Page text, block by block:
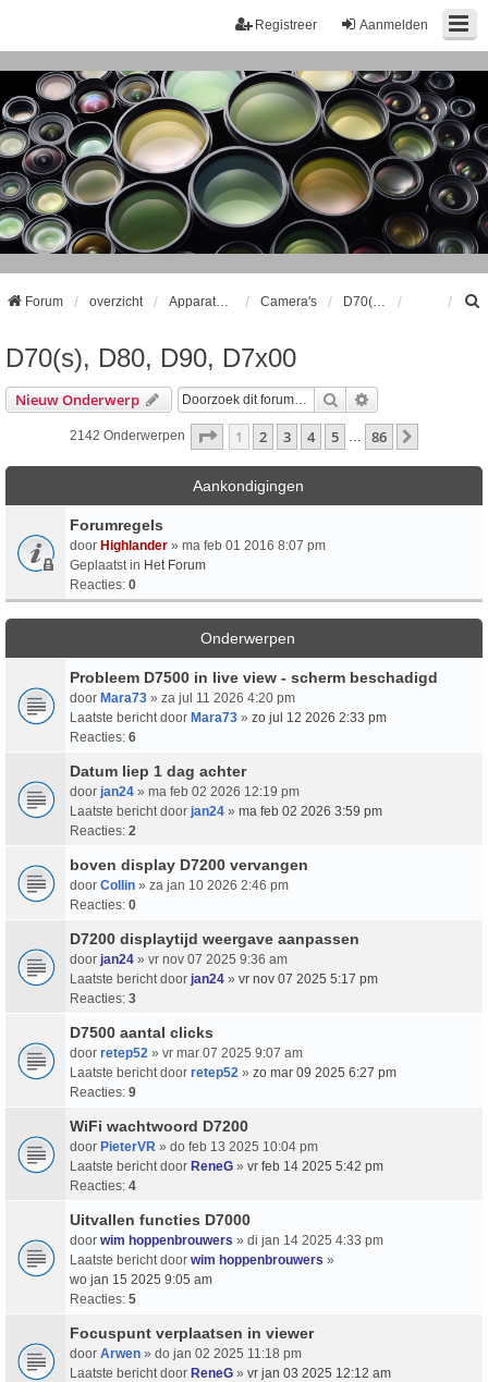
Aanmelden
Registreer
Forum overzicht Camera's
D70(s), D80, D90, D7x00
Nieuw Onderwerp Zoek
2142 Onderwerpen Pagina Van86
1 2 3 4 5 86
Aankondigingen
Forumregels
door Highlander » ma feb 01 2016 8:07 pm
Geplaatst in Het Forum
Reacties: 0
Onderwerpen
Probleem D7500 in live view - scherm beschadigd
door Mara73 » za jul 11 2026 4:20 pm
Laatste bericht door Mara73 » zo jul 12 2026 2:33 pm
Reacties: 6
Datum liep 1 dag achter
door jan24 » ma feb 02 2026 12:19 pm
Laatste bericht door jan24 » ma feb 02 2026 3:59 pm
Reacties: 2
boven display D7200 vervangen
door Collin » za jan 10 2026 2:46 pm
Reacties: 0
D7200 displaytijd weergave aanpassen
door jan24 » vr nov 07 2025 9:36 am
Laatste bericht door jan24 » vr nov 07 2025 5:17 pm
Reacties: 3
D7500 aantal clicks
door retep52 » vr mar 07 2025 9:07 am
Laatste bericht door retep52 » zo mar 09 2025 6:27 pm
Reacties: 9
WiFi wachtwoord D7200
door PieterVR » do feb 13 2025 10:04 pm
Laatste bericht door ReneG » vr feb 14 2025 5:42 pm
Reacties: 4
Uitvallen functies D7000
door wim hoppenbrouwers » di jan 14 2025 4:33 pm
Laatste bericht door wim hoppenbrouwers »
wo jan 15 2025 9:05 am
Reacties: 5
Focuspunt verplaatsen in viewer
door Arwen » do jan 02 2025 11:18 pm
Laatste bericht door ReneG » vr jan 03 2025 12:12 am